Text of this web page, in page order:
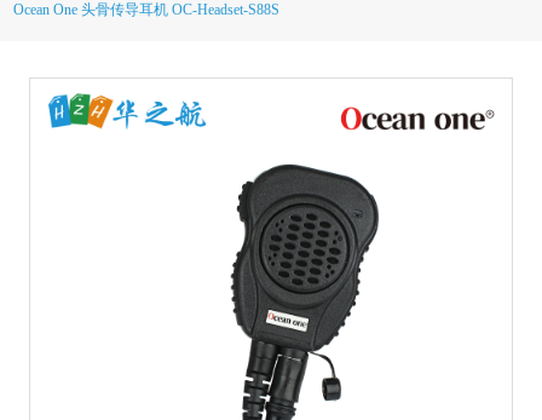
企业实力
客户案例
联系我们
Ocean One 头骨传导耳机 OC-Headset-S88S